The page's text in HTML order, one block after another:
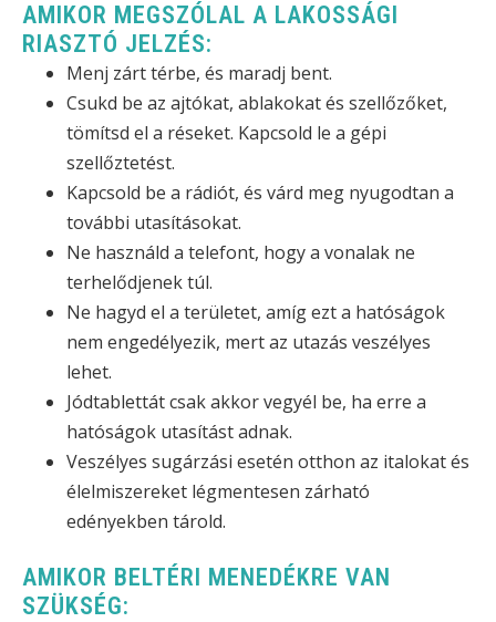
AMIKOR MEGSZÓLAL A LAKOSSÁGI
RIASZTÓ JELZÉS:
Menj zárt térbe, és maradj bent.
Csukd be az ajtókat, ablakokat és szellőzőket,
tömítsd el a réseket. Kapcsold le a gépi
szellőztetést.
Kapcsold be a rádiót, és várd meg nyugodtan a
további utasításokat.
Ne használd a telefont, hogy a vonalak ne
terhelődjenek túl.
Ne hagyd el a területet, amíg ezt a hatóságok
nem engedélyezik, mert az utazás veszélyes
lehet.
Jódtablettát csak akkor vegyél be, ha erre a
hatóságok utasítást adnak.
Veszélyes sugárzási esetén otthon az italokat és
élelmiszereket légmentesen zárható
edényekben tárold.
AMIKOR BELTÉRI MENEDÉKRE VAN
SZÜKSÉG: